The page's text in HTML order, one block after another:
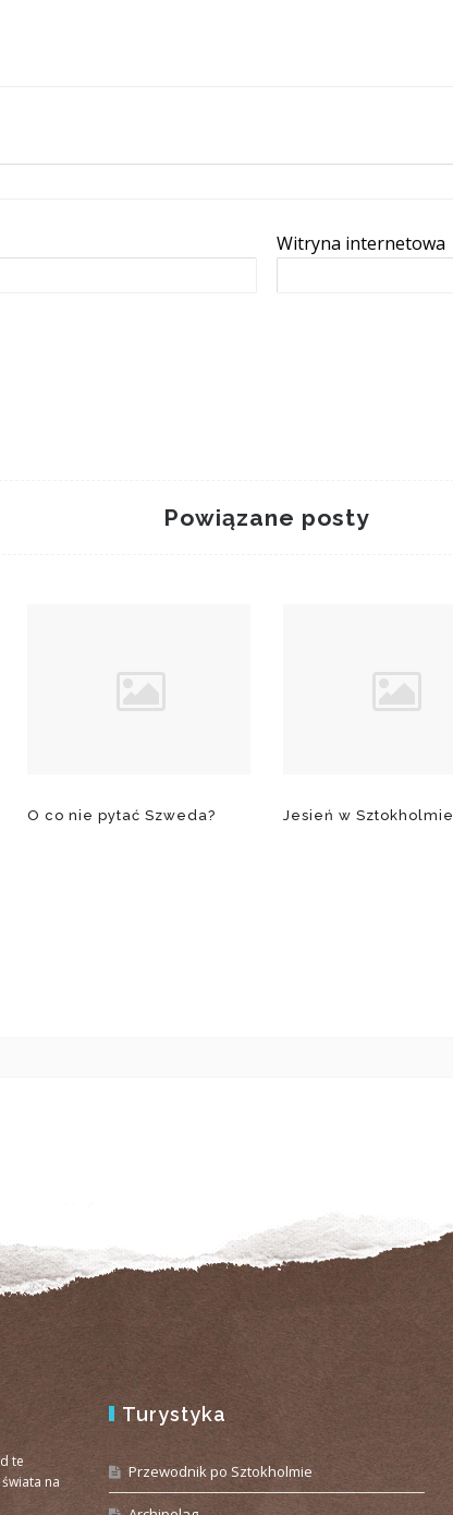
Witryna internetowa
Powiązane posty
O co nie pytać Szweda? Jesień w Sztokholmie
te
na
Turystyka
Przewodnik po Sztokholmie